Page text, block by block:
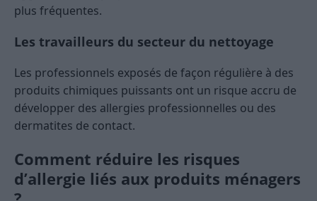
plus fréquentes.
Les travailleurs du secteur du nettoyage
Les professionnels exposés de façon régulière à des
produits chimiques puissants ont un risque accru de
développer des allergies professionnelles ou des
dermatites de contact.
Comment réduire les risques
d’allergie liés aux produits ménagers